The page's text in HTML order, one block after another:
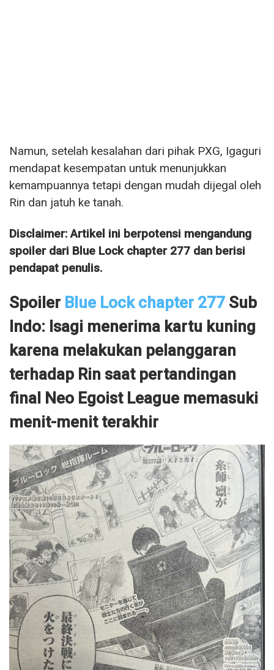
Namun, setelah kesalahan dari pihak PXG, Igaguri
mendapat kesempatan untuk menunjukkan
kemampuannya tetapi dengan mudah dijegal oleh
Rin dan jatuh ke tanah.
Disclaimer: Artikel ini berpotensi mengandung
spoiler dari Blue Lock chapter 277 dan berisi
pendapat penulis.
Spoiler Blue Lock chapter 277 Sub
Indo: Isagi menerima kartu kuning
karena melakukan pelanggaran
terhadap Rin saat pertandingan
final Neo Egoist League memasuki
menit-menit terakhir